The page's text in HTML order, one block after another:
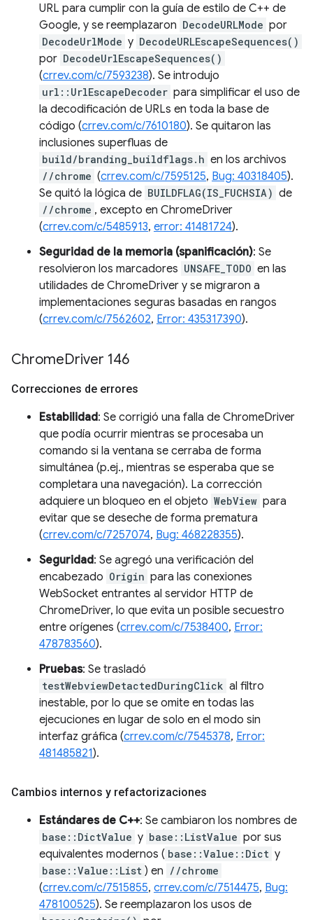
URL para cumplir con la guía de estilo de C++ de
Google, y se reemplazaron DecodeURLMode por
DecodeUrlMode y DecodeURLEscapeSequences()
por DecodeUrlEscapeSequences()
(crrev.com/c/7593238). Se introdujo
url::UrlEscapeDecoder para simplificar el uso de
la decodificación de URLs en toda la base de
código (crrev.com/c/7610180). Se quitaron las
inclusiones superfluas de
build/branding_buildflags.h en los archivos
//chrome (crrev.com/c/7595125, Bug: 40318405).
Se quitó la lógica de BUILDFLAG(IS_FUCHSIA) de
//chrome , excepto en ChromeDriver
(crrev.com/c/5485913, error: 41481724).
Seguridad de la memoria (spanificación): Se
resolvieron los marcadores UNSAFE_TODO en las
utilidades de ChromeDriver y se migraron a
implementaciones seguras basadas en rangos
(crrev.com/c/7562602, Error: 435317390).
ChromeDriver 146
Correcciones de errores
Estabilidad: Se corrigió una falla de ChromeDriver
que podía ocurrir mientras se procesaba un
comando si la ventana se cerraba de forma
simultánea (p.ej., mientras se esperaba que se
completara una navegación). La corrección
adquiere un bloqueo en el objeto WebView para
evitar que se deseche de forma prematura
(crrev.com/c/7257074, Bug: 468228355).
Seguridad: Se agregó una verificación del
encabezado Origin para las conexiones
WebSocket entrantes al servidor HTTP de
ChromeDriver, lo que evita un posible secuestro
entre orígenes (crrev.com/c/7538400, Error:
478783560).
Pruebas: Se trasladó
testWebviewDetactedDuringClick al filtro
inestable, por lo que se omite en todas las
ejecuciones en lugar de solo en el modo sin
interfaz gráfica (crrev.com/c/7545378, Error:
481485821).
Cambios internos y refactorizaciones
Estándares de C++: Se cambiaron los nombres de
base::DictValue y base::ListValue por sus
equivalentes modernos ( base::Value::Dict y
base::Value::List ) en //chrome
(crrev.com/c/7515855, crrev.com/c/7514475, Bug:
478100525). Se reemplazaron los usos de